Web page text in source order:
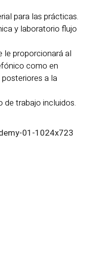
para las prácticas.
y laboratorio flujo
le proporcionará al
como en
a la
de trabajo incluidos.